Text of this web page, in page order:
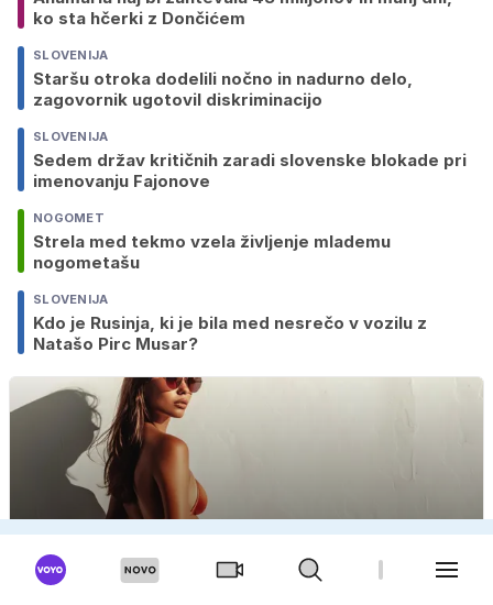
ko sta hčerki z Dončićem
SLOVENIJA
Staršu otroka dodelili nočno in nadurno delo,
zagovornik ugotovil diskriminacijo
SLOVENIJA
Sedem držav kritičnih zaradi slovenske blokade pri
imenovanju Fajonove
NOGOMET
Strela med tekmo vzela življenje mlademu
nogometašu
SLOVENIJA
Kdo je Rusinja, ki je bila med nesrečo v vozilu z
Natašo Pirc Musar?
Do zagorele kože brez sonca? Ta nova poletna
rešitev že podira rekorde